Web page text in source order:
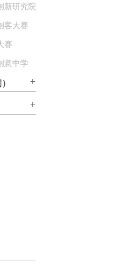
新研究院
客大赛
赛
意中学